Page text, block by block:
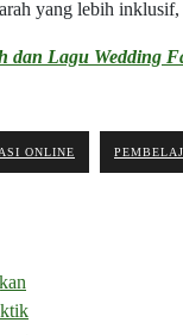
yang lebih
dan Lagu Wedding
ONLINE